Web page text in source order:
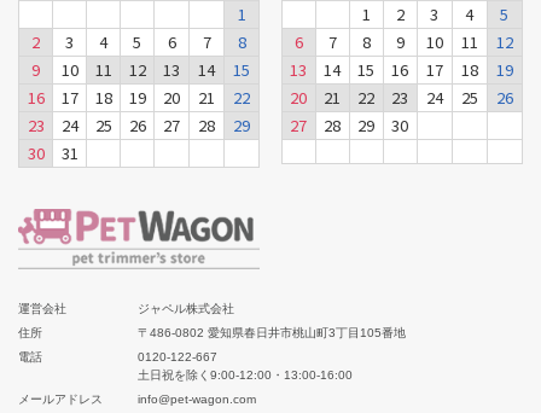
1
2
3 4 5 6 7
8
9
10 11 12 13 14
15
16
17 18 19 20 21
22
23
24 25 26 27 28
29
30
31
1
2 3 4
5
6
7 8 9 10 11
12
13
14 15 16 17 18
19
20
21 22 23 24 25
26
27
28 29 30
運営会社
ジャペル株式会社
住所
〒486-0802 愛知県春日井市桃山町3丁目105番地
電話
0120-122-667
土日祝を除く9:00-12:00・13:00-16:00
メールアドレス
info@pet-wagon.com